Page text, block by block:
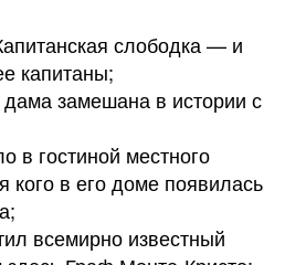
слободка — и
капитаны;
дама замешана в истории с
в гостиной местного
в его доме появилась
всемирно известный